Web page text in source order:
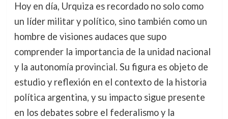
Hoy en día, Urquiza es recordado no solo como
un líder militar y político, sino también como un
hombre de visiones audaces que supo
comprender la importancia de la unidad nacional
y la autonomía provincial. Su figura es objeto de
estudio y reflexión en el contexto de la historia
política argentina, y su impacto sigue presente
en los debates sobre el federalismo y la